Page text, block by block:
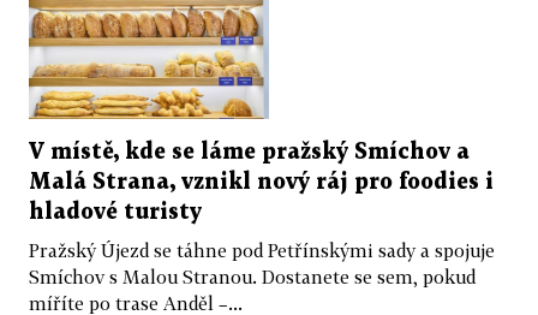
V místě, kde se láme pražský Smíchov a
Malá Strana, vznikl nový ráj pro foodies i
hladové turisty
Pražský Újezd se táhne pod Petřínskými sady a spojuje
Smíchov s Malou Stranou. Dostanete se sem, pokud
míříte po trase Anděl –...